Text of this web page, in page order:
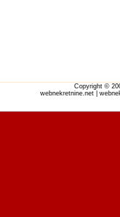
Copyright ©
webnekretnine.net |